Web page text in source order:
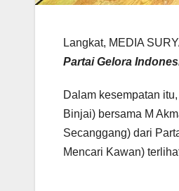
Langkat, MEDIA
Partai Gelora
Dalam kesempatan
Binjai) bersama M
Secanggang) dari
Mencari Kawan)